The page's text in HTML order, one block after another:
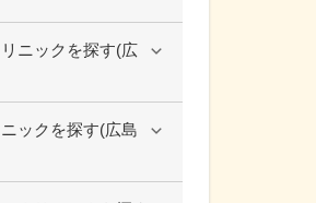
ニックを探す(広
ックを探す(広島